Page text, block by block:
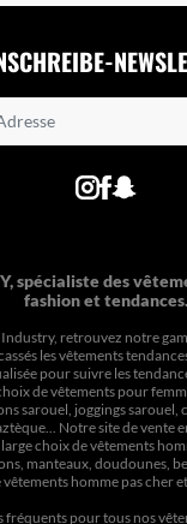
spécialiste des
fashion et tendances.
Industry, retrouvez notre
les vêtements
pour suivre les
de vêtements pour
sarouel, joggings sarouel,
Notre site de vente
choix de vêtements
manteaux, doudounes,
vêtements homme pas cher
fréquents pour tous nos